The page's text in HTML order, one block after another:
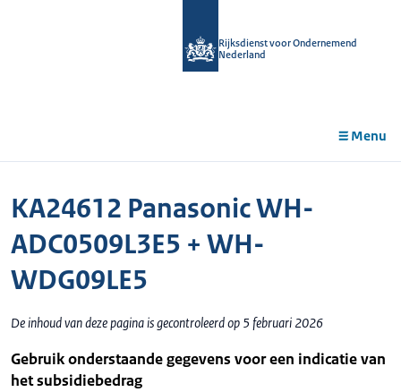
Rijksdienst voor Ondernemend
Nederland
Menu
KA24612 Panasonic WH-
ADC0509L3E5 + WH-
WDG09LE5
De inhoud van deze pagina is gecontroleerd op 5 februari 2026
Gebruik onderstaande gegevens voor een indicatie van
het subsidiebedrag